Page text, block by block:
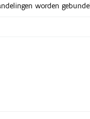
worden